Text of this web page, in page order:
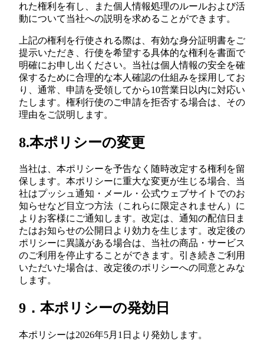
れた権利を有し、また個人情報処理のルールおよび活
動について当社への説明を求めることができます。
上記の権利を行使される際は、有効な身分証明書をご
提示いただき、行使を希望する具体的な権利を書面で
明確にお申し出ください。当社は個人情報の安全を確
保するために合理的な本人確認の仕組みを採用してお
り、通常、申請を受領してから10営業日以内に対応い
たします。権利行使のご申請を拒否する場合は、その
理由をご説明します。
8.本ポリシーの変更
当社は、本ポリシーを予告なく随時改定する権利を留
保します。本ポリシーに重大な変更が生じる場合、当
社はプッシュ通知・メール・公式ウェブサイトでのお
知らせなど目立つ方法（これらに限定されません）に
よりお客様にご通知します。改定は、通知の配信日ま
たはお知らせの公開日より効力を生じます。改定後の
ポリシーに異議がある場合は、当社の商品・サービス
のご利用を停止することができます。引き続きご利用
いただいた場合は、改定後のポリシーへの同意とみな
します。
9．本ポリシーの発効日
本ポリシーは2026年5月1日より発効します。